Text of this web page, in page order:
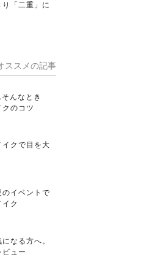
「二重」に
ススメの記事
んなとき
のコツ
クで目を大
イベントで
ク
なる方へ。
ュー